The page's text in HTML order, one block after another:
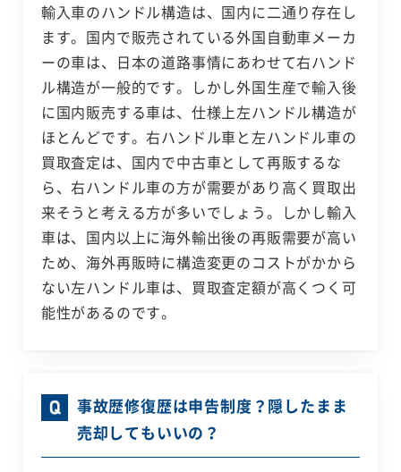
輸入車のハンドル構造は、国内に二通り存在し
ます。国内で販売されている外国自動車メーカ
ーの車は、日本の道路事情にあわせて右ハンド
ル構造が一般的です。しかし外国生産で輸入後
に国内販売する車は、仕様上左ハンドル構造が
ほとんどです。右ハンドル車と左ハンドル車の
買取査定は、国内で中古車として再販するな
ら、右ハンドル車の方が需要があり高く買取出
来そうと考える方が多いでしょう。しかし輸入
車は、国内以上に海外輸出後の再販需要が高い
ため、海外再販時に構造変更のコストがかから
ない左ハンドル車は、買取査定額が高くつく可
能性があるのです。
事故歴修復歴は申告制度？隠したまま
売却してもいいの？